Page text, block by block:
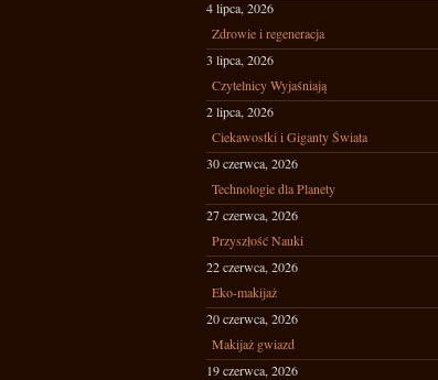
4 lipca, 2026
Zdrowie i regeneracja
3 lipca, 2026
Czytelnicy Wyjaśniają
2 lipca, 2026
Ciekawostki i Giganty Świata
30 czerwca, 2026
Technologie dla Planety
27 czerwca, 2026
Przyszłość Nauki
22 czerwca, 2026
Eko-makijaż
20 czerwca, 2026
Makijaż gwiazd
19 czerwca, 2026